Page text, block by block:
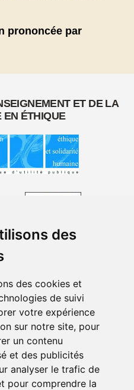
des
des cookies et
de suivi
votre expérience
sur notre site, pour
un contenu
et des publicités
analyser le trafic de
pour comprendre la
prononcée par
ET DE LA
EN ÉTHIQUE
de